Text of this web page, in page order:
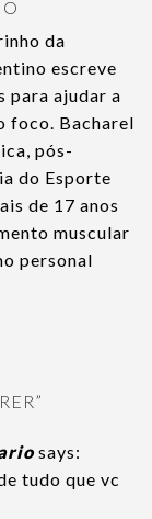
da
escreve
para ajudar a
foco. Bacharel
pós-
do Esporte
de 17 anos
muscular
personal
”
says:
tudo que vc